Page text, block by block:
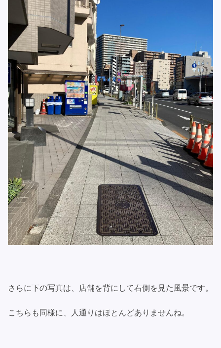
さらに下の写真は、店舗を背にして右側を見た風景です。
こちらも同様に、人通りはほとんどありませんね。